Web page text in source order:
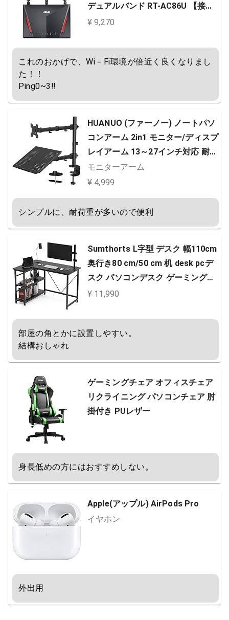
デュアルバンド RT-AC86U 【接続1
8台/3階建・4LDK ・PS4 / Wii U 対
¥ 9,270
これのおかげで、Wi－Fi環境が倍近く良くなりまし
た！！
Ping0~3‼
HUANUO (ファーノー) ノートパソ
コンアーム 2in1 モニター/ディスプ
レイアーム 13～27インチ対応 耐荷
重10kg 15.6インチまで PCスタン
ドアーム VESA100 *100mm 多角
モニターアーム
¥ 4,999
シンプルに、耐荷重が多いので便利
Sumthorts L字型 デスク 幅110cm
奥行き80 cm/50 cm 机 desk pcデ
スク パソコンデスク ゲーミングデ
スク 勉強机 オフィスデスク コーナ
替え対応 棚板高さ調節可能 メラミ
ン加工 (黒)
¥ 11,990
部屋の角とかに設置しやすい。
結構おしゃれ
ゲーミングチェア オフィスチェア
リクライニング パソコンチェア 肘
掛付き PUレザー
身長低めの方にはおすすめしない。
Apple(アップル) AirPods Pro
イヤホン
外出用